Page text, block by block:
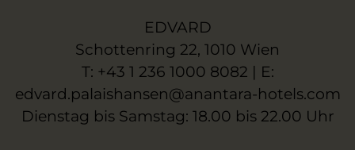
EDVARD
Schottenring 22, 1010 Wien
T: +43 1 236 1000 8082 | E:
edvard.palaishansen@anantara-hotels.com
Dienstag bis Samstag: 18.00 bis 22.00 Uhr